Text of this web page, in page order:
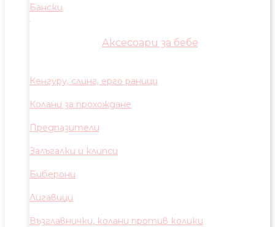
Бански
Аксесоари за бебе
Кенгуру, слинг, ерго раници
Колани за прохождане
Предпазители
Залъгалки и клипси
Биберони
Лигавици
Възглавнички, колани против колики